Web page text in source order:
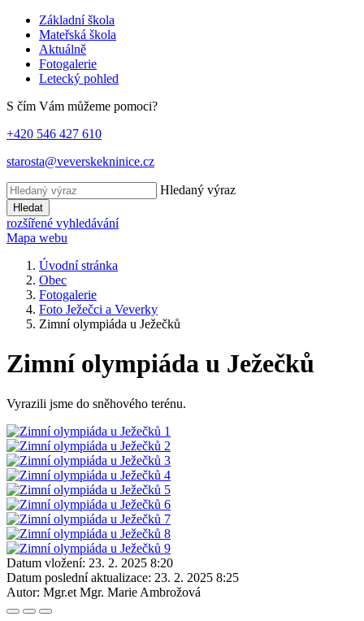
Základní škola
Mateřská škola
Aktuálně
Fotogalerie
Letecký pohled
S čím Vám můžeme pomoci?
+420 546 427 610
starosta@veverskekninice.cz
Hledaný výraz
Hledat
rozšířené vyhledávání
Mapa webu
Úvodní stránka
Obec
Fotogalerie
Foto Ježečci a Veverky
Zimní olympiáda u Ježečků
Zimní olympiáda u Ježečků
Vyrazili jsme do sněhového terénu.
Datum vložení: 23. 2. 2025 8:20
Datum poslední aktualizace: 23. 2. 2025 8:25
Autor: Mgr.et Mgr. Marie Ambrožová